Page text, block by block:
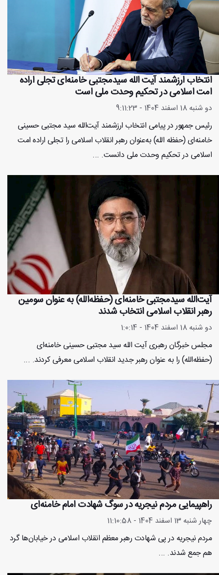
انتخاب ارزشمند آیت الله سیدمجتبی خامنه‌ای تجلی اراده
امت اسلامی در تحکیم وحدت ملی است
دو شنبه 18 اسفند 1404 - 9:11:23
رئیس جمهور در پیامی انتخاب ارزشمند آیت‌الله سید مجتبی حسینی
خامنه‌ای (حفظه الله) به‌عنوان رهبر انقلاب اسلامی را تجلی اراده امت
اسلامی در تحکیم وحدت ملی دانست. ...
آیت‌الله سیدمجتبی خامنه‌ای (حفظه‌الله) به عنوان سومین
رهبر انقلاب اسلامی انتخاب شدند
دو شنبه 18 اسفند 1404 - 1:0:14
مجلس خبرگان رهبری آیت الله سید مجتبی حسینی خامنه‌ای
(حفظه‌الله) را به عنوان رهبر جدید انقلاب اسلامی معرفی کردند. ...
راهپیمایی مردم نیجریه در سوگ شهادت امام خامنه‌ای
چهار شنبه 13 اسفند 1404 - 11:10:58
مردم نیجریه در پی شهادت رهبر معظم انقلاب اسلامی در خیابان‌ها گرد
هم جمع شدند. ...